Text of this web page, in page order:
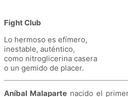
Fight Club
Lo hermoso es efímero,
inestable, auténtico,
como nitroglicerina casera
o un gemido de placer.
Aníbal Malaparte nacido el